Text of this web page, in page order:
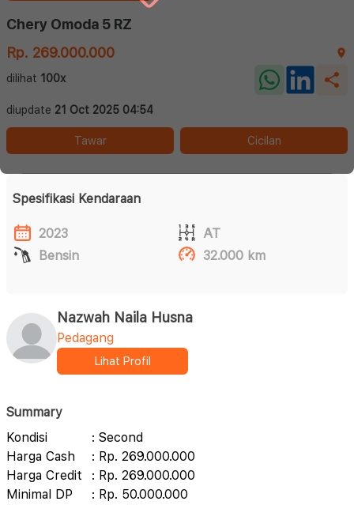
Chery Omoda 5 RZ
Rp. 269.000.000
dilihat 100x
diupdate 21 Oct 2025 04:54
Tawar Cicilan
Spesifikasi Kendaraan
2023
AT
Bensin
32.000 km
Nazwah Naila Husna
Pedagang
Lihat Profil
Summary
Kondisi
: Second
Harga Cash
: Rp. 269.000.000
Harga Credit
: Rp. 269.000.000
Minimal DP
: Rp. 50.000.000